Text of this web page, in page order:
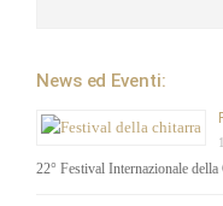
News ed Eventi:
22° Festival Internazionale